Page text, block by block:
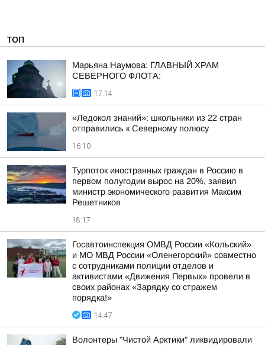
ТОП
Марьяна Наумова: ГЛАВНЫЙ ХРАМ
СЕВЕРНОГО ФЛОТА:
17:14
«Ледокол знаний»: школьники из 22 стран
отправились к Северному полюсу
16:10
Турпоток иностранных граждан в Россию в
первом полугодии вырос на 20%, заявил
министр экономического развития Максим
Решетников
18:17
Госавтоинспекция ОМВД России «Кольский»
и МО МВД России «Оленегорский» совместно
с сотрудниками полиции отделов и
активистами «Движения Первых» провели в
своих районах «Зарядку со стражем
порядка!»
14:47
Волонтеры "Чистой Арктики" ликвидировали